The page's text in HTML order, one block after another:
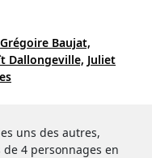
Grégoire Baujat,
Dallongeville, Juliet
uns des autres,
4 personnages en